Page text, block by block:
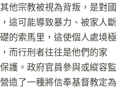
他宗教被視為背叛，是對國
這可能導致暴力、被家人斷
的索馬里，這使個人處境極
而行刑者往往是他們的家
護。政府官員參與或縱容監
造了一種將信奉基督教定為